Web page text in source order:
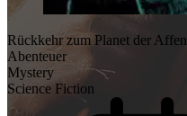
Rückkehr zum Planet der Affen
Abenteuer
Mystery
Science Fiction